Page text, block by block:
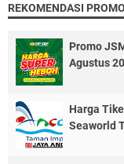
REKOMENDASI
Promo
Agustus
Harga
Seaworld